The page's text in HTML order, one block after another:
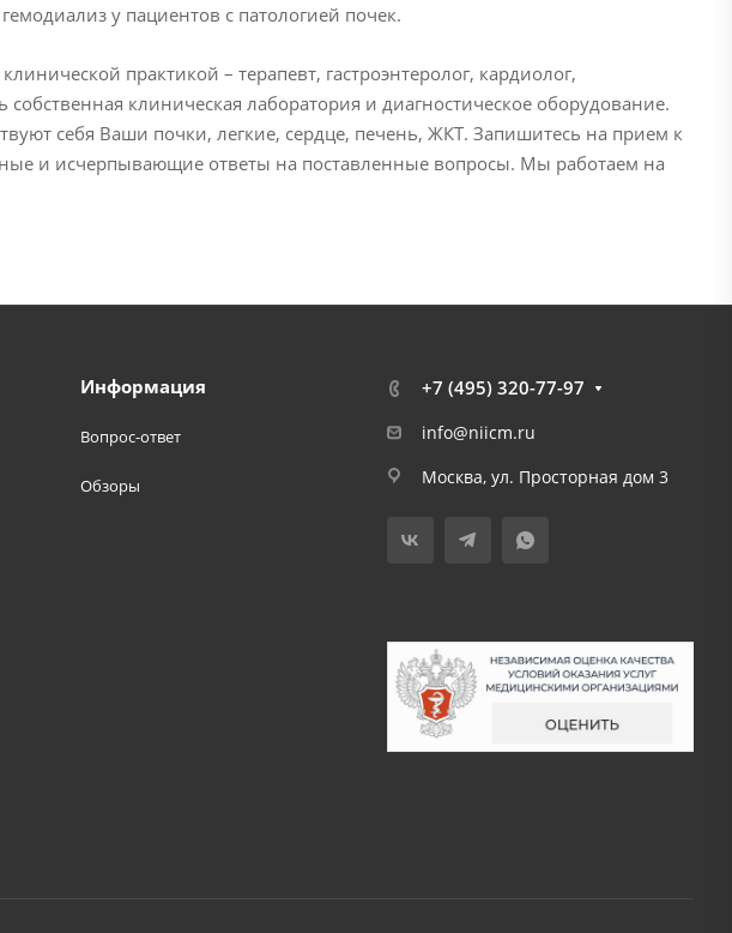
у пациентов с патологией почек.
практикой – терапевт, гастроэнтеролог, кардиолог,
собственная клиническая лаборатория и диагностическое оборудование.
себя Ваши почки, легкие, сердце, печень, ЖКТ. Запишитесь на прием к
и исчерпывающие ответы на поставленные вопросы. Мы работаем на
Информация
Вопрос-ответ
Обзоры
+7 (495) 320-77-97
info@niicm.ru
Москва, ул. Просторная дом 3